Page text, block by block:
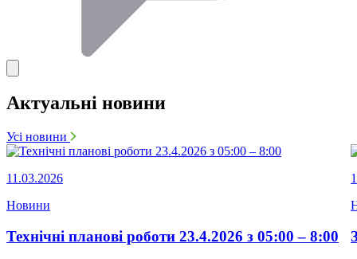
Актуальні новини
Усі новини
11.03.2026
Новини
Технічні планові роботи 23.4.2026 з 05:00 – 8:00